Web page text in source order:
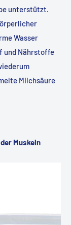
unterstützt.
Wasser
und Nährstoffe
Milchsäure
Muskeln